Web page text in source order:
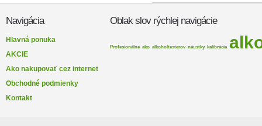
Navigácia
Hlavná ponuka
AKCIE
Ako nakupovať cez internet
Obchodné podmienky
Kontakt
Oblak slov rýchlej navigácie
Profesionálne ako alkoholtesterov náustky kalibrácia